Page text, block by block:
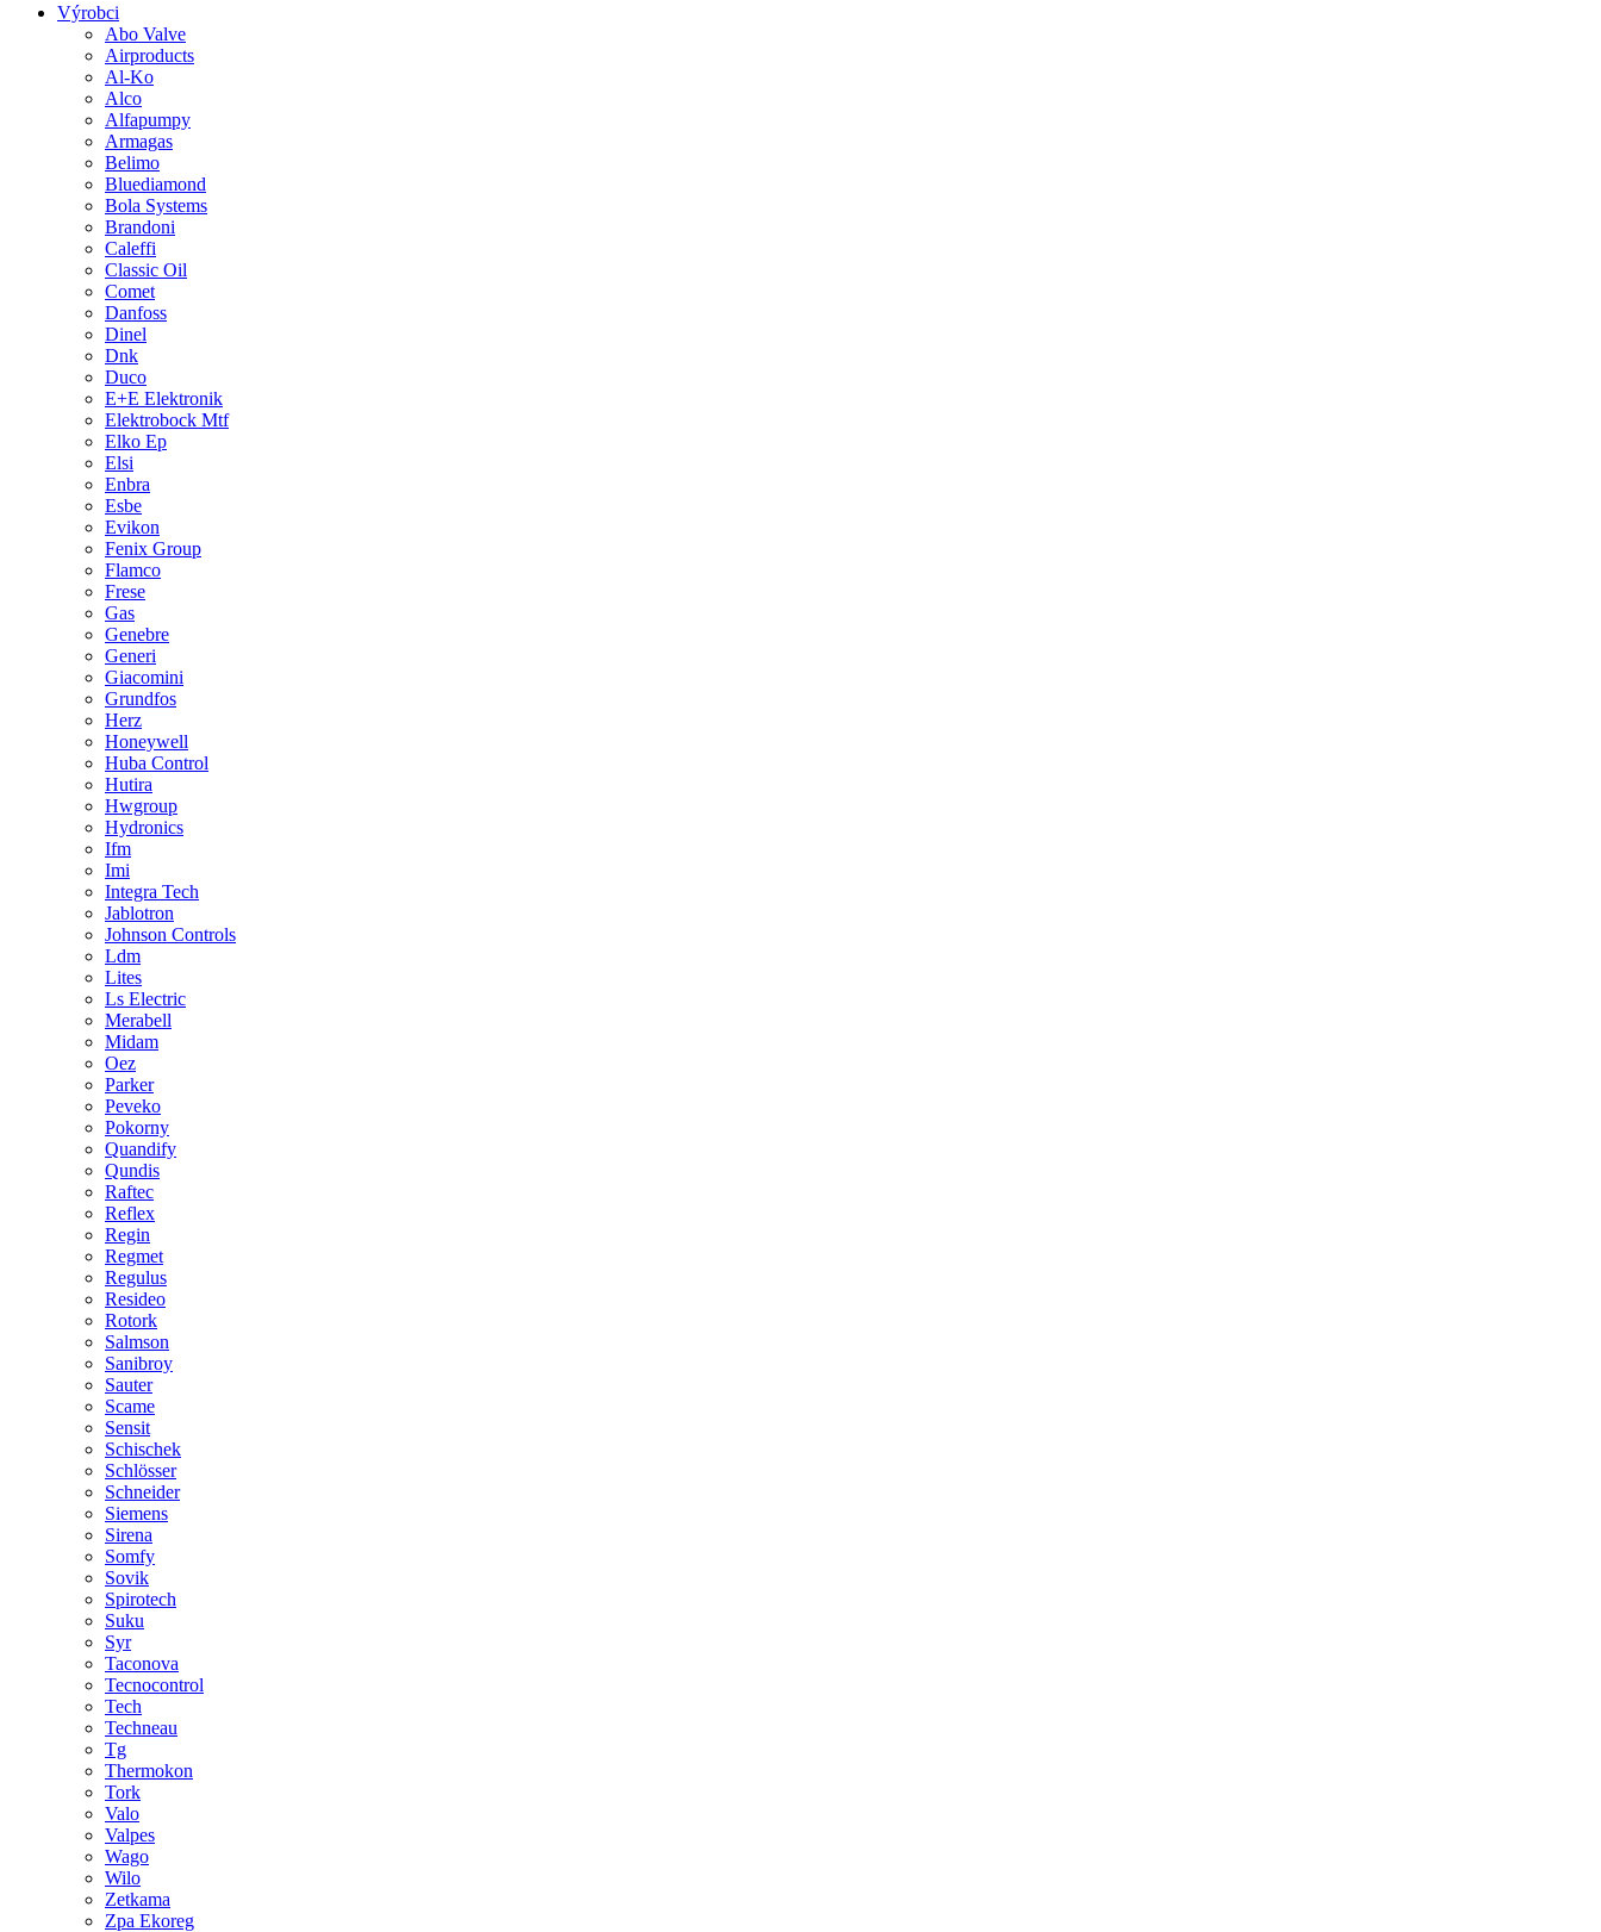
Výrobci
Abo Valve
Airproducts
Al-Ko
Alco
Alfapumpy
Armagas
Belimo
Bluediamond
Bola Systems
Brandoni
Caleffi
Classic Oil
Comet
Danfoss
Dinel
Dnk
Duco
E+E Elektronik
Elektrobock Mtf
Elko Ep
Elsi
Enbra
Esbe
Evikon
Fenix Group
Flamco
Frese
Gas
Genebre
Generi
Giacomini
Grundfos
Herz
Honeywell
Huba Control
Hutira
Hwgroup
Hydronics
Ifm
Imi
Integra Tech
Jablotron
Johnson Controls
Ldm
Lites
Ls Electric
Merabell
Midam
Oez
Parker
Peveko
Pokorny
Quandify
Qundis
Raftec
Reflex
Regin
Regmet
Regulus
Resideo
Rotork
Salmson
Sanibroy
Sauter
Scame
Sensit
Schischek
Schlösser
Schneider
Siemens
Sirena
Somfy
Sovik
Spirotech
Suku
Syr
Taconova
Tecnocontrol
Tech
Techneau
Tg
Thermokon
Tork
Valo
Valpes
Wago
Wilo
Zetkama
Zpa Ekoreg